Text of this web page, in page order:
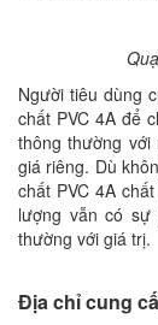
Người tiêu dùng
chất PVC 4A để
thông thường
giá riêng. Dù
chất PVC 4A
lượng vẫn có
thường với giá trị.
Địa chỉ cung